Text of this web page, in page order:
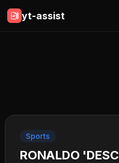
yt-assist
Sports
RONALDO